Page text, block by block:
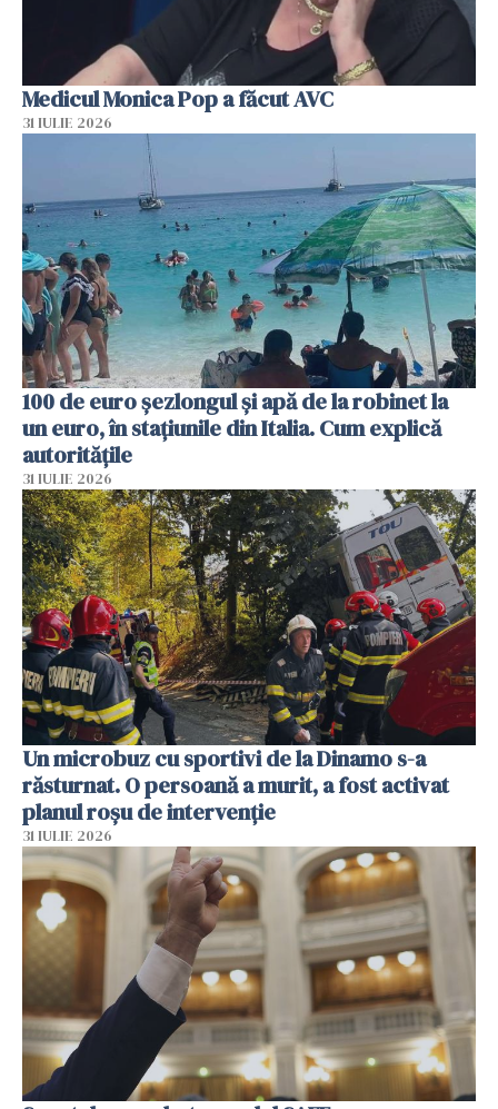
Medicul Monica Pop a făcut AVC
31 IULIE 2026
100 de euro șezlongul și apă de la robinet la
un euro, în stațiunile din Italia. Cum explică
autoritățile
31 IULIE 2026
Un microbuz cu sportivi de la Dinamo s-a
răsturnat. O persoană a murit, a fost activat
planul roșu de intervenție
31 IULIE 2026